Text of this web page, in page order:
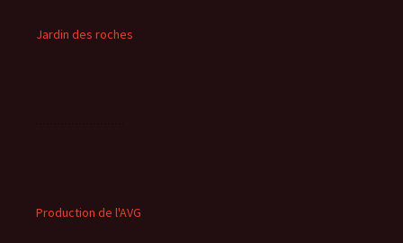
Jardin des roches
Production de l'AVG